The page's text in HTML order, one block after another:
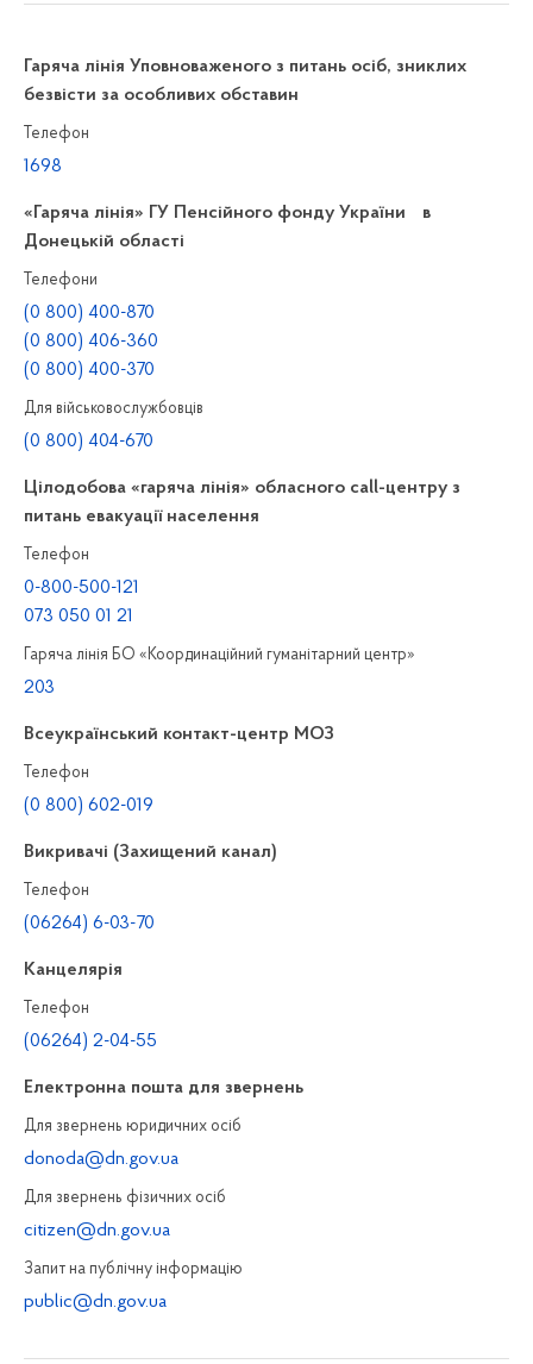
Гаряча лінія Уповноваженого з питань осіб, зниклих
безвісти за особливих обставин
Телефон
1698
«Гаряча лінія» ГУ Пенсійного фонду України в
Донецькій області
Телефони
(0 800) 400-870
(0 800) 406-360
(0 800) 400-370
Для військовослужбовців
(0 800) 404-670
Цілодобова «гаряча лінія» обласного call-центру з
питань евакуації населення
Телефон
0-800-500-121
073 050 01 21
Гаряча лінія БО «Координаційний гуманітарний центр»
203
Всеукраїнський контакт-центр МОЗ
Телефон
(0 800) 602-019
Викривачі (Захищений канал)
Телефон
(06264) 6-03-70
Канцелярiя
Телефон
(06264) 2-04-55
Електронна пошта для звернень
Для звернень юридичних осiб
donoda@dn.gov.ua
Для звернень фізичних осiб
citizen@dn.gov.ua
Запит на публiчну інформацiю
public@dn.gov.ua